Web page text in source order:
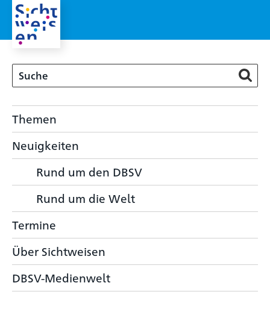
Themen
Neuigkeiten
Rund um den DBSV
Rund um die Welt
Termine
Über Sichtweisen
DBSV-Medienwelt